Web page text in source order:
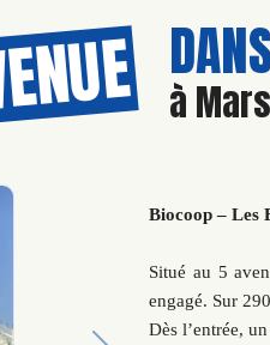
à
Biocoop – Les
Situé au 5
engagé. Sur
Dès l’entrée,